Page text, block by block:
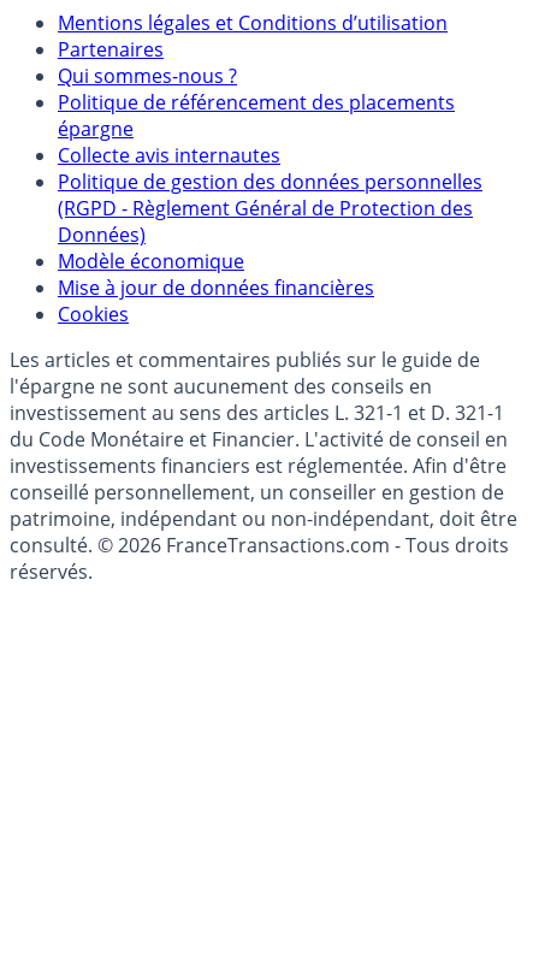
Mentions
Mentions légales et Conditions d’utilisation
Partenaires
Qui sommes-nous ?
Politique de référencement des placements
épargne
Collecte avis internautes
Politique de gestion des données personnelles
(RGPD - Règlement Général de Protection des
Données)
Modèle économique
Cookies
Les articles et commentaires publiés sur le guide de
l'épargne ne sont aucunement des conseils en
investissement au sens des articles L. 321-1 et D. 321-1
du Code Monétaire et Financier. L'activité de conseil en
investissements financiers est réglementée. Afin d'être
conseillé personnellement, un conseiller en gestion de
patrimoine, indépendant ou non-indépendant, doit être